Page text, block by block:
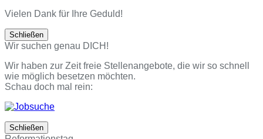
Vielen Dank für Ihre Geduld!
Schließen
Wir suchen genau DICH!
Wir haben zur Zeit freie Stellenangebote, die wir so schnell
wie möglich besetzen möchten.
Schau doch mal rein:
Schließen